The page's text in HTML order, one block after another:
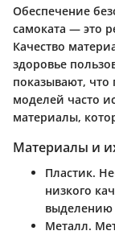
Обеспечение
самоката — это
Качество
здоровье
показывают,
моделей часто
материалы,
Материалы и
Пластик.
низкого
выделению
Металл.